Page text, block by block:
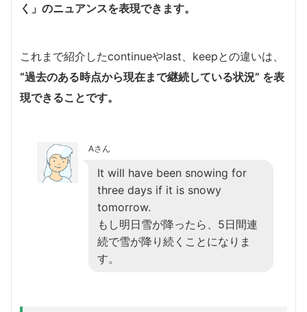
く」のニュアンスを表現できます。
これまで紹介したcontinueやlast、keepとの違いは、
“過去のある時点から現在まで継続している状況” を表
現できることです。
Aさん
It will have been snowing for
three days if it is snowy
tomorrow.
もし明日雪が降ったら、5日間連
続で雪が降り続くことになりま
す。